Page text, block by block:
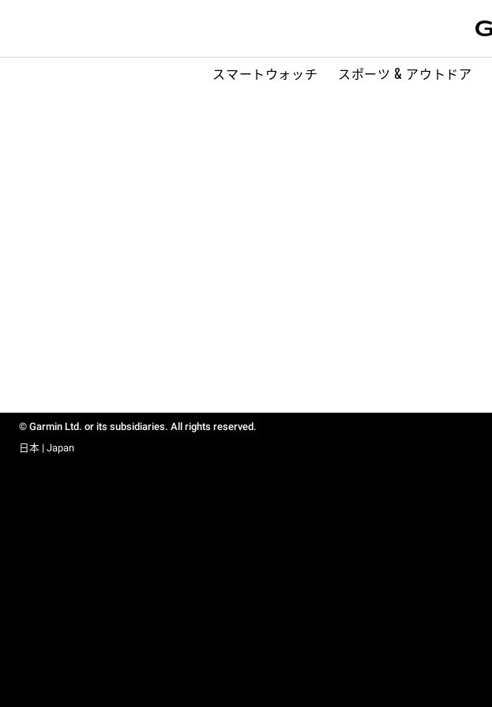
スマートウォッチ スポーツ & アウトドア
© Garmin Ltd. or its subsidiaries. All rights reserved.
日本 | Japan